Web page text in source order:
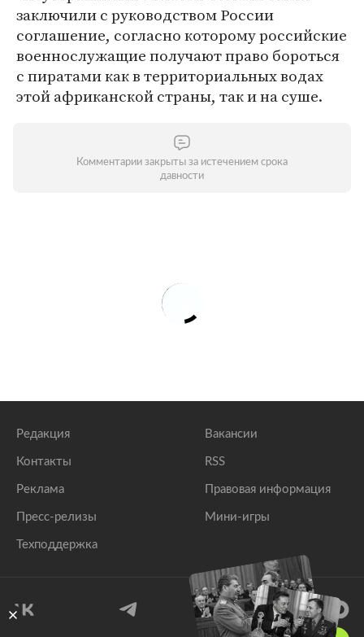
заключили с руководством России
соглашение, согласно которому российские
военнослужащие получают право бороться
с пиратами как в территориальных водах
этой африканской страны, так и на суше.
Комментарии закрыты за истечением срока
давности
Редакция
Контакты
Реклама
Пресс-релизы
Техподдержка
Вакансии
RSS
Правовая информация
Мини-игры